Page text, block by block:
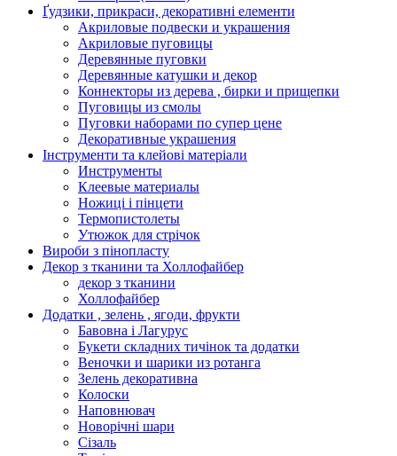
Ґудзики, прикраси, декоративні елементи
Акриловые подвески и украшения
Акриловые пуговицы
Деревянные пуговки
Деревянные катушки и декор
Коннекторы из дерева , бирки и прищепки
Пуговицы из смолы
Пуговки наборами по супер цене
Декоративные украшения
Інструменти та клейові матеріали
Инструменты
Клеевые материалы
Ножиці і пінцети
Термопистолеты
Утюжок для стрічок
Вироби з пінопласту
Декор з тканини та Холлофайбер
декор з тканини
Холлофайбер
Додатки , зелень , ягоди, фрукти
Бавовна і Лагурус
Букети складних тичінок та додатки
Веночки и шарики из ротанга
Зелень декоративна
Колоски
Наповнювач
Новорічні шари
Сізаль